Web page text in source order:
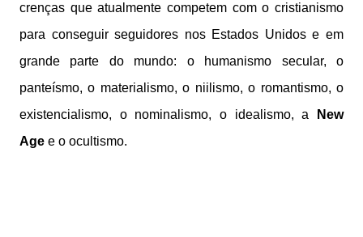
crenças que atualmente competem com o cristianismo
para conseguir seguidores nos Estados Unidos e em
grande parte do mundo: o humanismo secular, o
panteísmo, o materialismo, o niilismo, o romantismo, o
existencialismo, o nominalismo, o idealismo, a
New
Age e o ocultismo.